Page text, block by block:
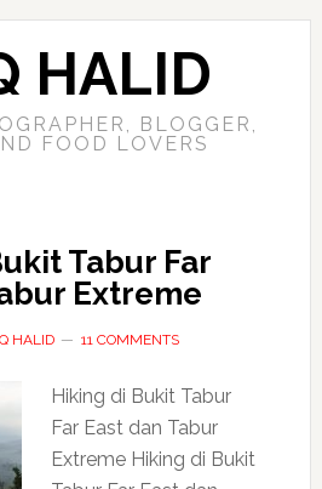
HALID
BLOGGER,
FOOD LOVERS
Tabur Far
Extreme
HALID 11 COMMENTS
Hiking di Bukit Tabur
Far East dan Tabur
Extreme Hiking di Bukit